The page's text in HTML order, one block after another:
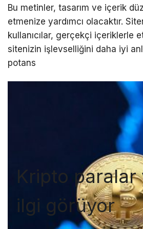
Bu metinler, tasarım ve içerik
etmenize yardımcı olacaktır.
kullanıcılar, gerçekçi içeriklerle
sitenizin işlevselliğini daha iyi
potans
Kripto paralar
ilgi görüyor